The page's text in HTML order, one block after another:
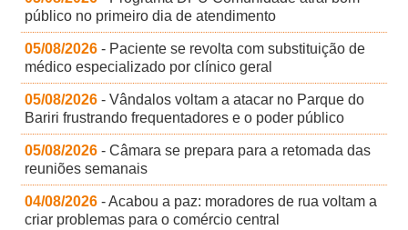
público no primeiro dia de atendimento
05/08/2026 - Paciente se revolta com substituição de
médico especializado por clínico geral
05/08/2026 - Vândalos voltam a atacar no Parque do
Bariri frustrando frequentadores e o poder público
05/08/2026 - Câmara se prepara para a retomada das
reuniões semanais
04/08/2026 - Acabou a paz: moradores de rua voltam a
criar problemas para o comércio central